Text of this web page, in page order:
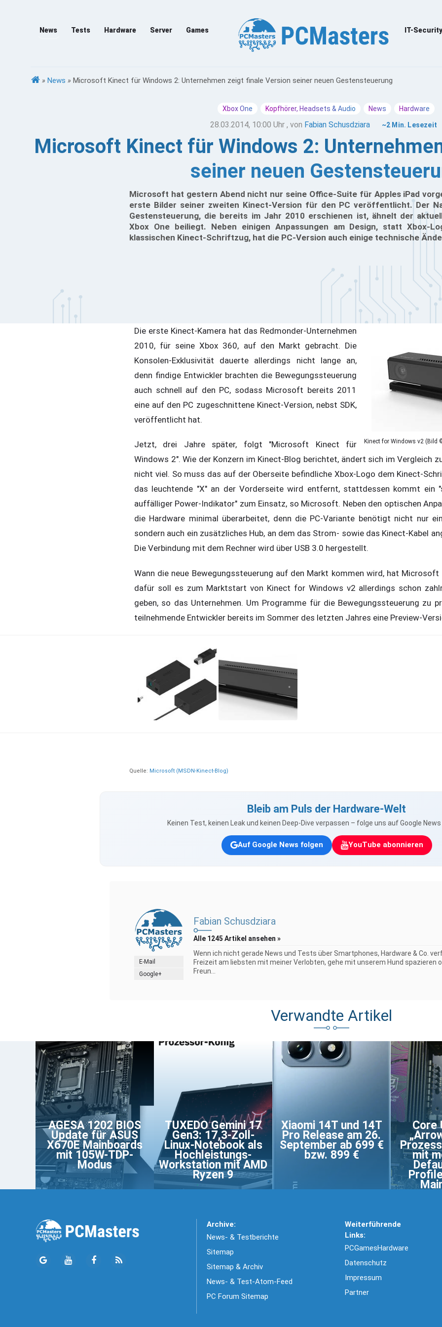
News Tests Hardware Server Games IT-Security
» News » Microsoft Kinect für Windows 2: Unternehmen zeigt finale Version seiner neuen Gestensteuerung
Xbox One Kopfhörer, Headsets & Audio News Hardware
28.03.2014, 10:00 Uhr , von Fabian Schusdziara ~2 Min. Lesezeit
Microsoft Kinect für Windows 2:
seiner neuen
Microsoft hat gestern Abend nicht nur seine Office-Suite für Apples iPad
erste Bilder seiner zweiten Kinect-Version für den PC veröffentlicht. Der
Gestensteuerung, die bereits im Jahr 2010 erschienen ist, ähnelt der
Xbox One beiliegt. Neben einigen Anpassungen am Design, statt Xbox-
klassischen Kinect-Schriftzug, hat die PC-Version auch einige technische
Kinect for Windows v2 (Bild
Die erste Kinect-Kamera hat das Redmonder-Unternehmen
2010, für seine Xbox 360, auf den Markt gebracht. Die
Konsolen-Exklusivität dauerte allerdings nicht lange an,
denn findige Entwickler brachten die Bewegungssteuerung
auch schnell auf den PC, sodass Microsoft bereits 2011
eine auf den PC zugeschnittene Kinect-Version, nebst SDK,
veröffentlicht hat.
Jetzt, drei Jahre später, folgt "Microsoft Kinect für
Windows 2". Wie der Konzern im Kinect-Blog berichtet, ändert sich im Vergleich
nicht viel. So muss das auf der Oberseite befindliche Xbox-Logo dem Kinect-
das leuchtende "X" an der Vorderseite wird entfernt, stattdessen kommt ein
auffälliger Power-Indikator" zum Einsatz, so Microsoft. Neben den optischen
die Hardware minimal überarbeitet, denn die PC-Variante benötigt nicht nur
sondern auch ein zusätzliches Hub, an dem das Strom- sowie das Kinect-Kabel
Die Verbindung mit dem Rechner wird über USB 3.0 hergestellt.
Wann die neue Bewegungssteuerung auf den Markt kommen wird, hat
dafür soll es zum Marktstart von Kinect for Windows v2 allerdings schon
geben, so das Unternehmen. Um Programme für die Bewegungssteuerung zu
teilnehmende Entwickler bereits im Sommer des letzten Jahres eine Preview-
Quelle: Microsoft (MSDN-Kinect-Blog)
Bleib am Puls der Hardware-Welt
Keinen Test, keinen Leak und keinen Deep-Dive verpassen – folge uns auf Google News
Auf Google News folgen YouTube abonnieren
E-Mail
Google+
Fabian Schusdziara
Alle 1245 Artikel ansehen »
Wenn ich nicht gerade News und Tests über Smartphones, Hardware & Co.
Freizeit am liebsten mit meiner Verlobten, gehe mit unserem Hund spazieren
Freun...
Verwandte Artikel
AGESA 1202 BIOS
Update für ASUS
X670E Mainboards
mit 105W-TDP-
Modus
TUXEDO Gemini 17
Gen3: 17,3-Zoll-
Linux-Notebook als
Hochleistungs-
Workstation mit AMD
Ryzen 9
Xiaomi 14T und 14T
Pro Release am 26.
September ab 699 €
bzw. 899 €
Core
mit
Archive:
News- & Testberichte
Sitemap
Sitemap & Archiv
News- & Test-Atom-Feed
PC Forum Sitemap
Weiterführende
Links:
PCGamesHardware
Datenschutz
Impressum
Partner